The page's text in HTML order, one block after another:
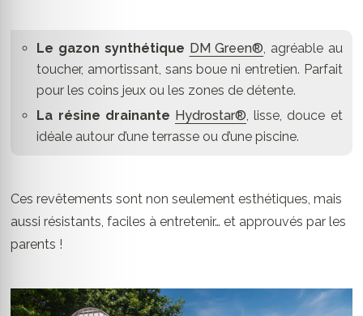
Le gazon synthétique DM Green® , agréable au
toucher, amortissant, sans boue ni entretien. Parfait
pour les coins jeux ou les zones de détente.
La résine drainante Hydrostar® , lisse, douce et
idéale autour d’une terrasse ou d’une piscine.
Ces revêtements sont non seulement esthétiques, mais
aussi résistants, faciles à entretenir… et approuvés par les
parents !